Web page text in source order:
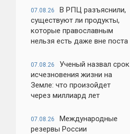
07.08.26
В РПЦ разъяснили,
существуют ли продукты,
которые православным
нельзя есть даже вне поста
07.08.26
Ученый назвал срок
исчезновения жизни на
Земле: что произойдет
через миллиард лет
07.08.26
Международные
резервы России